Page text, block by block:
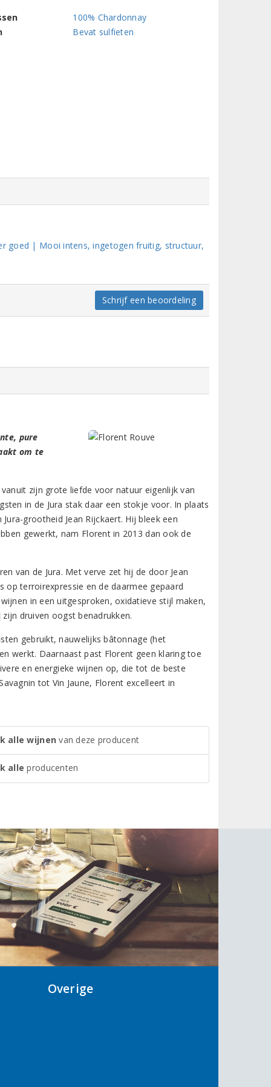
100% Chardonnay
Bevat sulfieten
goed | Mooi intens, ingetogen fruitig, structuur,
Schrijf een beoordeling
pure
om te
zijn grote liefde voor natuur eigenlijk van
in de Jura stak daar een stokje voor. In plaats
grootheid Jean Rijckaert. Hij bleek een
gewerkt, nam Florent in 2013 dan ook de
van de Jura. Met verve zet hij de door Jean
terroirexpressie en de daarmee gepaard
in een uitgesproken, oxidatieve stijl maken,
druiven oogst benadrukken.
gebruikt, nauwelijks bâtonnage (het
werkt. Daarnaast past Florent geen klaring toe
en energieke wijnen op, die tot de beste
tot Vin Jaune, Florent excelleert in
alle wijnen van deze producent
alle producenten
Overige